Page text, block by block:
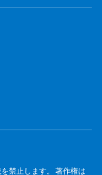
禁止します。 著作権は